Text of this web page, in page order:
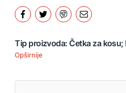
Tip proizvoda: Četka za
Opširnije